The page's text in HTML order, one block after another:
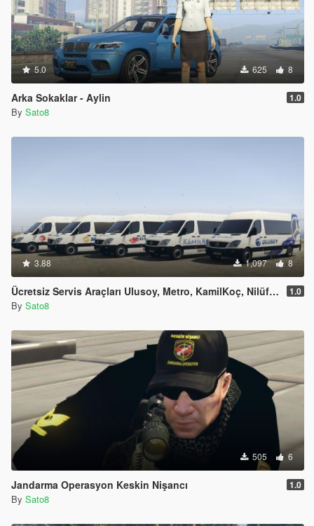
5.0 625 8
Arka Sokaklar - Aylin 1.0
By Sato8
3.88 1,097 8
Ücretsiz Servis Araçları Ulusoy, Metro, KamilKoç, Nilüfer, Pamukkale 1.0
By Sato8
505 6
Jandarma Operasyon Keskin Nişancı 1.0
By Sato8